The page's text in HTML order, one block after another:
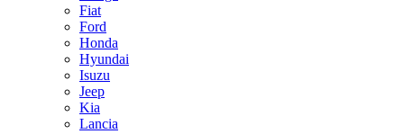
Fiat
Ford
Honda
Hyundai
Isuzu
Jeep
Kia
Lancia